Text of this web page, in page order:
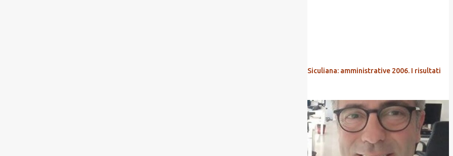
Siculiana: amministrative 2006. I risultati